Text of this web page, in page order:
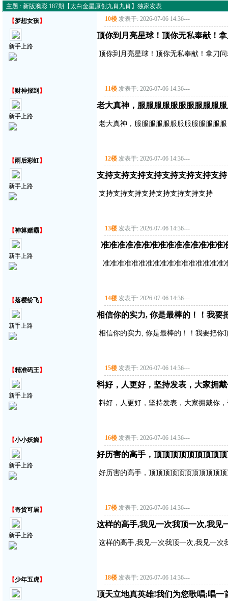
主题 : 新版澳彩 187期【太白金星原创九肖九肖】独家发表
【梦想女孩】
新手上路
10楼 发表于: 2026-07-06 14:36---
顶你到月亮星球！顶你无私奉献！
顶你到月亮星球！顶你无私奉献！拿刀
【财神报到 】
新手上路
11楼 发表于: 2026-07-06 14:36---
老大真神，服服服服服服服服服服
老大真神，服服服服服服服服服服服服服
【雨后彩虹】
新手上路
12楼 发表于: 2026-07-06 14:36---
支持支持支持支持支持支持支持支持
支持支持支持支持支持支持支持支持
【神算赌霸】
新手上路
13楼 发表于: 2026-07-06 14:36---
准准准准准准准准准准准准准准准
准准准准准准准准准准准准准准准准准
【落樱纷飞】
新手上路
14楼 发表于: 2026-07-06 14:36---
相信你的实力, 你是最棒的！！我要
相信你的实力, 你是最棒的！！我要把你
【精准码王】
新手上路
15楼 发表于: 2026-07-06 14:36---
料好，人更好，坚持发表，大家拥
料好，人更好，坚持发表，大家拥戴你
【小小妖娆】
新手上路
16楼 发表于: 2026-07-06 14:36---
好历害的高手，顶顶顶顶顶顶顶顶
好历害的高手，顶顶顶顶顶顶顶顶顶顶
【奇货可居】
新手上路
17楼 发表于: 2026-07-06 14:36---
这样的高手,我见一次我顶一次,我见
这样的高手,我见一次我顶一次,我见一次
【少年五虎】 18楼 发表于: 2026-07-06 14:36---
顶天立地真英雄!我们为您歌唱;唱一